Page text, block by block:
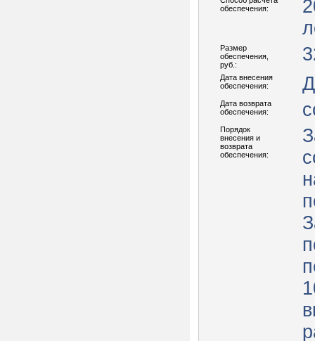
обеспечения:
Размер
обеспечения,
руб.:
Дата внесения
обеспечения:
Дата возврата
обеспечения:
Порядок
внесения и
возврата
обеспечения: